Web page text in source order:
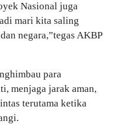
Nasional juga
mari kita saling
negara,”tegas AKBP
para
menjaga jarak aman,
terutama ketika